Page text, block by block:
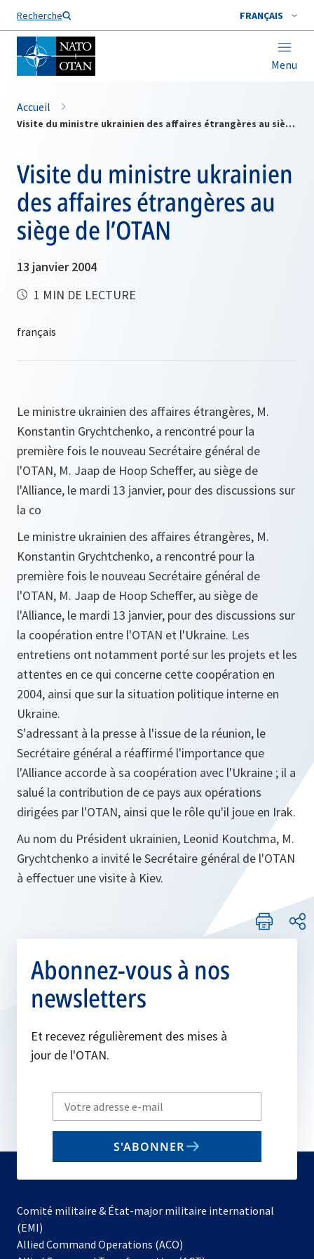
Recherche FRANÇAIS
Menu
Nom de famille*
Accueil
Visite du ministre ukrainien des affaires étrangères au siège de l’OTAN
Visite du ministre ukrainien
des affaires étrangères au
siège de l’OTAN
13 janvier 2004
1 MIN DE LECTURE
Le ministre ukrainien des affaires étrangères, M.
Konstantin Grychtchenko, a rencontré pour la
première fois le nouveau Secrétaire général de
l'OTAN, M. Jaap de Hoop Scheffer, au siège de
l'Alliance, le mardi 13 janvier, pour des discussions sur
la co
Le ministre ukrainien des affaires étrangères, M.
Konstantin Grychtchenko, a rencontré pour la
première fois le nouveau Secrétaire général de
l'OTAN, M. Jaap de Hoop Scheffer, au siège de
l'Alliance, le mardi 13 janvier, pour des discussions sur
la coopération entre l'OTAN et l'Ukraine. Les
entretiens ont notamment porté sur les projets et les
attentes en ce qui concerne cette coopération en
2004, ainsi que sur la situation politique interne en
Ukraine.
S'adressant à la presse à l'issue de la réunion, le
Secrétaire général a réaffirmé l'importance que
l'Alliance accorde à sa coopération avec l'Ukraine ; il a
salué la contribution de ce pays aux opérations
dirigées par l'OTAN, ainsi que le rôle qu'il joue en Irak.
Au nom du Président ukrainien, Leonid Koutchma, M.
Grychtchenko a invité le Secrétaire général de l'OTAN
à effectuer une visite à Kiev.
Abonnez-vous à nos
newsletters
Et recevez régulièrement des mises à
jour de l'OTAN.
Write
your
email
S'ABONNER
Comité militaire & État-major militaire international
(EMI)
Allied Command Operations (ACO)